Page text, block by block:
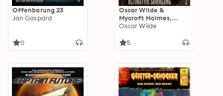
Offenbarung 23
Jan Gaspard
0
Oscar Wilde &
Mycroft Holmes,
Sonderermittler der
Sammlung Volume 2
Oscar Wilde
5